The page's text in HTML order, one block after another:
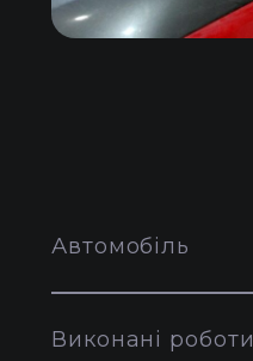
Автомобіль
Виконані роботи